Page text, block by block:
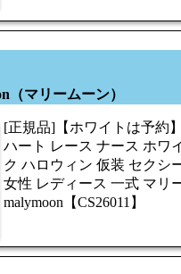
（マリームーン）
[正規品]【ホワイトは予約
ハート レース ナース ホワ
ク ハロウィン 仮装 セクシ
女性 レディース 一式 マリ
malymoon【CS26011】